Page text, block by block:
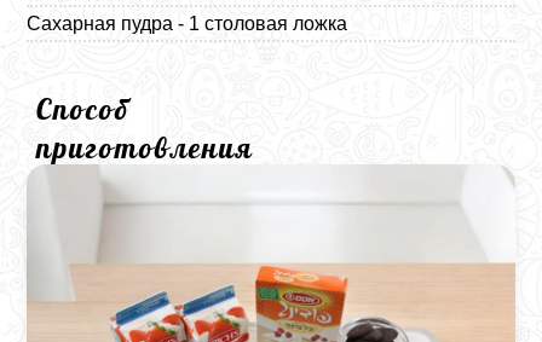
Сахарная пудра - 1 столовая ложка
Способ
приготовления